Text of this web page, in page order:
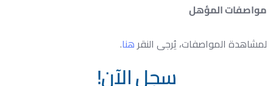
مواصفات المؤهل
لمشاهدة المواصفات، يُرجى النقرهنا.
سجل الآن!